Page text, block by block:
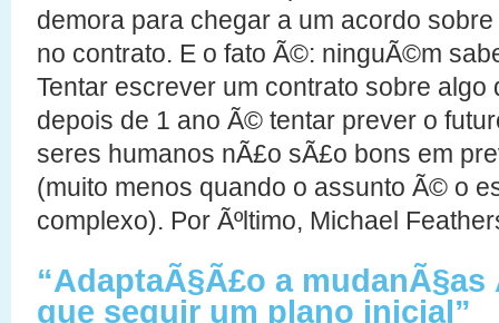
demora para chegar a um acordo
no contrato. E o fato Ã©: ninguÃ©m
Tentar escrever um contrato sobre algo
depois de 1 ano Ã© tentar prever o
seres humanos nÃ£o sÃ£o bons em
(muito menos quando o assunto Ã© o
complexo). Por Ãºltimo, Michael
“AdaptaÃ§Ã£o a
que seguir um plano inicial”